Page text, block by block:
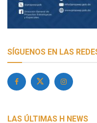
SÍGUENOS EN LAS
LAS ÚLTIMAS H NEWS